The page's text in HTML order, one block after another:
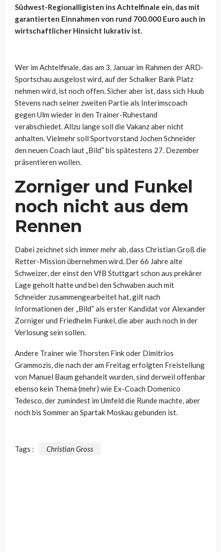
Südwest-Regionalligisten ins Achtelfinale ein, das mit
garantierten Einnahmen von rund 700.000 Euro auch in
wirtschaftlicher Hinsicht lukrativ ist.
Wer im Achtelfinale, das am 3. Januar im Rahmen der ARD-
Sportschau ausgelost wird, auf der Schalker Bank Platz
nehmen wird, ist noch offen. Sicher aber ist, dass sich Huub
Stevens nach seiner zweiten Partie als Interimscoach
gegen Ulm wieder in den Trainer-Ruhestand
verabschiedet. Allzu lange soll die Vakanz aber nicht
anhalten. Vielmehr soll Sportvorstand Jochen Schneider
den neuen Coach laut „Bild“ bis spätestens 27. Dezember
präsentieren wollen.
Zorniger und Funkel
noch nicht aus dem
Rennen
Dabei zeichnet sich immer mehr ab, dass Christian Groß die
Retter-Mission übernehmen wird. Der 66 Jahre alte
Schweizer, der einst den VfB Stuttgart schon aus prekärer
Lage geholt hatte und bei den Schwaben auch mit
Schneider zusammengearbeitet hat, gilt nach
Informationen der „Bild“ als erster Kandidat vor Alexander
Zorniger und Friedhelm Funkel, die aber auch noch in der
Verlosung sein sollen.
Andere Trainer wie Thorsten Fink oder Dimitrios
Grammozis, die nach der am Freitag erfolgten Freistellung
von Manuel Baum gehandelt wurden, sind derweil offenbar
ebenso kein Thema (mehr) wie Ex-Coach Domenico
Tedesco, der zumindest im Umfeld die Runde machte, aber
noch bis Sommer an Spartak Moskau gebunden ist.
Tags : Christian Gross